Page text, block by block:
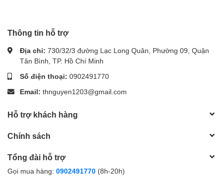
Thông tin hỗ trợ
Địa chỉ: 730/32/3 đường Lạc Long Quân, Phường 09, Quận
Tân Bình, TP. Hồ Chí Minh
Số điện thoại: 0902491770
Email: thnguyen1203@gmail.com
Hỗ trợ khách hàng
Chính sách
Tổng đài hỗ trợ
Gọi mua hàng: 0902491770 (8h-20h)